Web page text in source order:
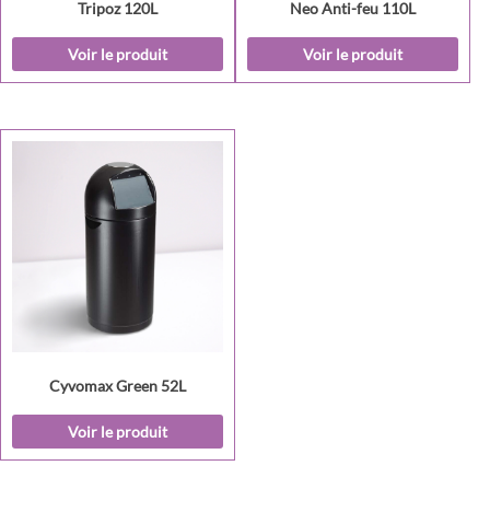
Tripoz 120L
Voir le produit
Neo Anti-feu 110L
Voir le produit
Cyvomax Green 52L
Voir le produit